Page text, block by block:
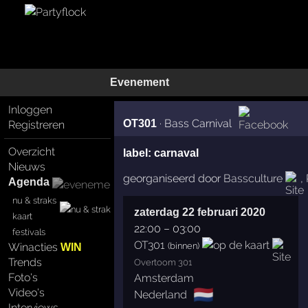
Evenement
Inloggen
Registreren
Overzicht
Nieuws
Agenda
nu & straks
kaart
festivals
WinactiesWIN
Trends
Foto's
Video's
OT301· Bass Carnival
label: carnaval
georganiseerd door Bassculture ,
zaterdag 22 februari 2020
22:00 – 03:00
OT301 (binnen)
Overtoom 301
Amsterdam
Nederland 🇳🇱